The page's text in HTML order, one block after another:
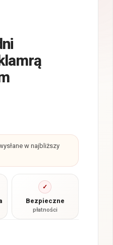
w najbliższy
✓
Bezpieczne
płatności